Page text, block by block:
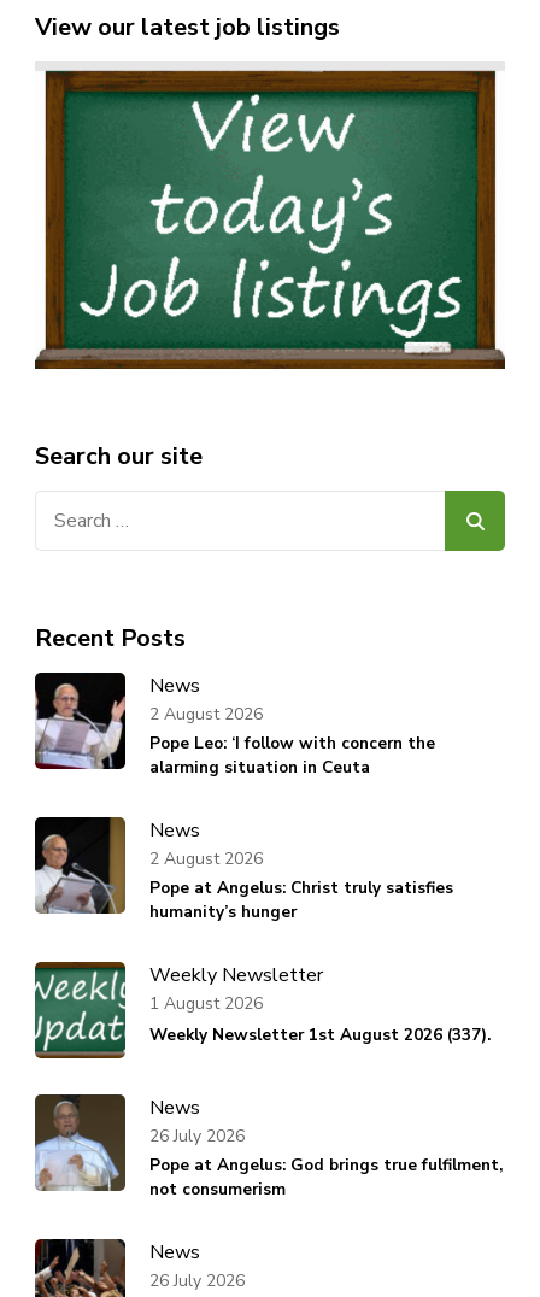
View our latest job listings
Search our site
Recent Posts
News
Pope Leo: ‘I follow with concern the
alarming situation in Ceuta
2 August 2026
News
Pope at Angelus: Christ truly satisfies
humanity’s hunger
2 August 2026
Weekly Newsletter
Weekly Newsletter 1st August 2026 (337).
1 August 2026
News
Pope at Angelus: God brings true fulfilment,
not consumerism
26 July 2026
News
26 July 2026